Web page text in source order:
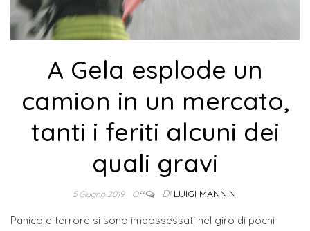
A Gela esplode un
camion in un mercato,
tanti i feriti alcuni dei
quali gravi
5 Giugno 2019 Off Di LUIGI MANNINI
Panico e terrore si sono impossessati nel giro di pochi